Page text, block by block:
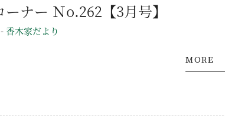
工事課コーナー Ｎo.262【3月号】
-香木家だより
MORE